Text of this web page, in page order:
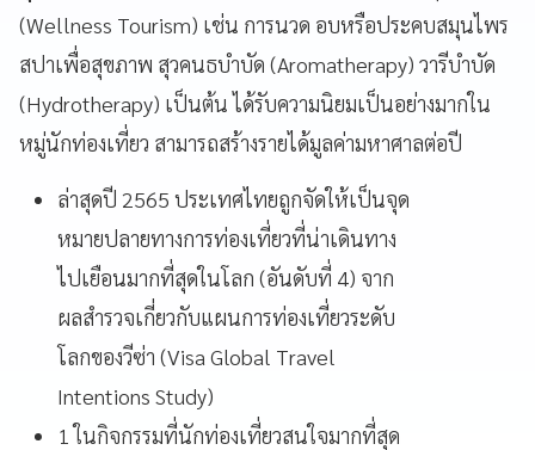
(Wellness Tourism) เช่น การนวด อบหรือประคบสมุนไพร
สปาเพื่อสุขภาพ สุวคนธบำบัด (Aromatherapy) วารีบำบัด
(Hydrotherapy) เป็นต้น ได้รับความนิยมเป็นอย่างมากใน
หมู่นักท่องเที่ยว สามารถสร้างรายได้มูลค่ามหาศาลต่อปี
ล่าสุดปี 2565 ประเทศไทยถูกจัดให้เป็นจุด
หมายปลายทางการท่องเที่ยวที่น่าเดินทาง
ไปเยือนมากที่สุดในโลก (อันดับที่ 4) จาก
ผลสำรวจเกี่ยวกับแผนการท่องเที่ยวระดับ
โลกของวีซ่า (Visa Global Travel
Intentions Study)
1 ในกิจกรรมที่นักท่องเที่ยวสนใจมากที่สุด